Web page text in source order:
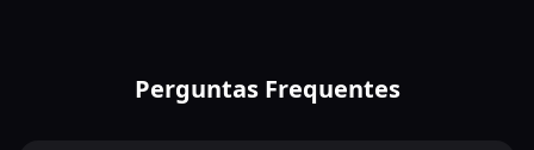
Perguntas Frequentes